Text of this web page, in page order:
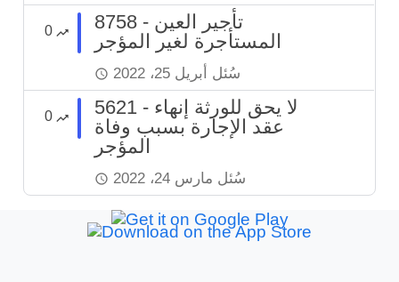
0
8758 - تأجير العين
المستأجرة لغير المؤجر
سُئل أبريل 25، 2022
0
5621 - لا يحق للورثة إنهاء
عقد الإجارة بسبب وفاة
المؤجر
سُئل مارس 24، 2022